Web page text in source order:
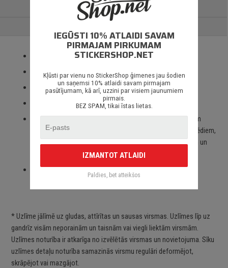
PAPILDUS INFORMĀCIJA
Izmantotas tikai augstas kvalitātes ORACAL līmplēves;
100% mitrumizturība;
3 – 5 gadu līmplēves noturība *;
Spēcīgs līmes slānis;
Paredzēts priekš auto stikliem, virsbūves daļām, krāsotām
virsmām, portatīvajiem/stacionārajiem datoriem, velosipēdiem,
motocikliem un motorolleriem, kā arī visām citām gludām un
neporainām virsmām;
Piegāde Latvijā un citviet pasaulē bez jebkādiem
* Uzlīme jālīmē uz gludas, attīrītas un sausas virsmas. Uzlīmes līp uz
gandrīz visām neporainām un taisnām vai viegli liektām virsmām.
Uzlīmes noturība ir atkarīga no izvēlētās virsmas un novietojuma. Sīku
uzlīmes detaļu noturība samazinās virsmu regulāri deformējot,
skrāpējot vai mazgājot.
IEGŪSTI 10% ATLAIDI SAVAM
PIRMAJAM PIRKUMAM
STICKERSHOP.NET
Kļūsti par vienu no StickerShop ģimenes jau šodien
un saņemsi 10% atlaidi savam pirmajam
pasūtījumam, kā arī, uzzini par visiem jaunumiem
pirmais.
BEZ SPAM, tikai īstas lietas.
IZMANTOT ATLAIDI
Paldies, bet atteikšos